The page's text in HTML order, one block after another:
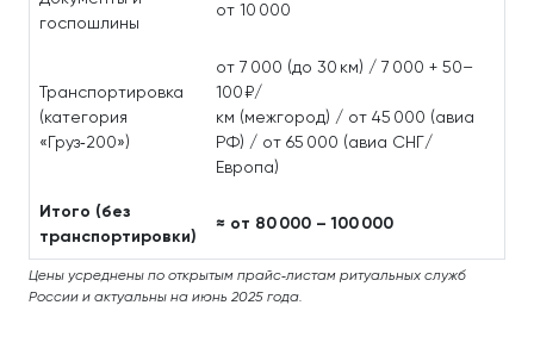
госпошлины
от 10 000
Транспортировка
(категория
«Груз‑200»)
от 7 000 (до 30 км) / 7 000 + 50–
100 ₽/
км (межгород) / от 45 000 (авиа
РФ) / от 65 000 (авиа СНГ/
Европа)
Итого (без
транспортировки)
≈ от 80 000 – 100 000
Цены усреднены по открытым прайс‑листам ритуальных служб
России и актуальны на июнь 2025 года.